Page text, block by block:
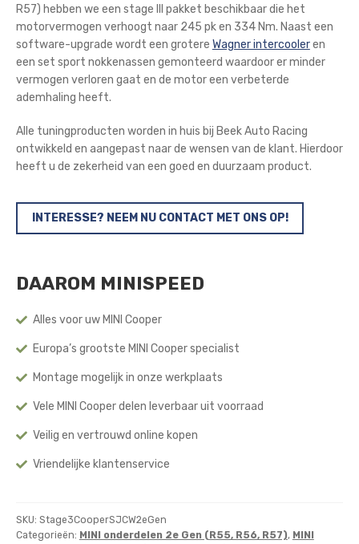
R57) hebben we een stage III pakket beschikbaar die het
motorvermogen verhoogt naar 245 pk en 334 Nm. Naast een
software-upgrade wordt een grotere Wagner intercooleren
een set sport nokkenassen gemonteerd waardoor er minder
vermogen verloren gaat en de motor een verbeterde
ademhaling heeft.
Alle tuningproducten worden in huis bij Beek Auto Racing
ontwikkeld en aangepast naar de wensen van de klant. Hierdoor
heeft u de zekerheid van een goed en duurzaam product.
INTERESSE? NEEM NU CONTACT MET ONS OP!
DAAROM MINISPEED
Alles voor uw MINI Cooper
Europa’s grootste MINI Cooper specialist
Montage mogelijk in onze werkplaats
Vele MINI Cooper delen leverbaar uit voorraad
Veilig en vertrouwd online kopen
Vriendelijke klantenservice
SKU: Stage3CooperSJCW2eGen
Categorieën: MINI onderdelen 2e Gen (R55, R56, R57), MINI